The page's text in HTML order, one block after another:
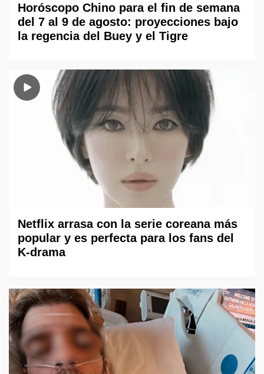
Horóscopo Chino para el fin de semana
del 7 al 9 de agosto: proyecciones bajo
la regencia del Buey y el Tigre
Netflix arrasa con la serie coreana más
popular y es perfecta para los fans del
K-drama